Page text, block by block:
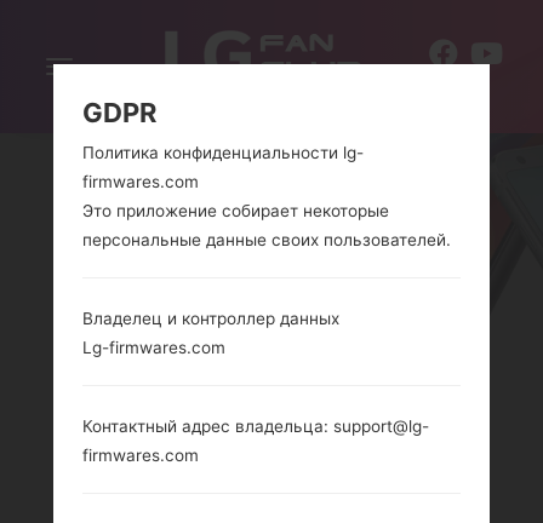
Включить
навигацию
СЕРИЯLG FRANKLIN
TOUCH
GDPR
Политика конфиденциальности lg-
firmwares.com
Это приложение собирает некоторые
персональные данные своих пользователей.
Владелец и контроллер данных
Lg-firmwares.com
Контактный адрес владельца: support@lg-
firmwares.com